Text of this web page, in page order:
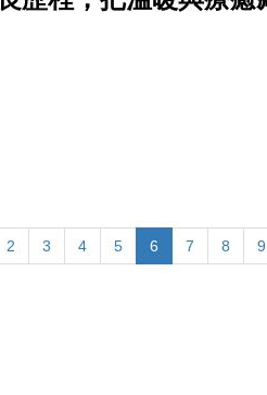
2 3 4 5 6 7 8 9